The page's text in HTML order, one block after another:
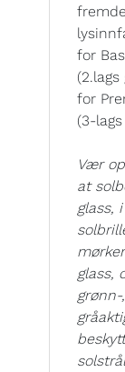
for
(2.lags
for
(3-lags
Vær
at
glass,
glass,